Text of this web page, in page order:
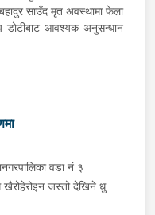
साउँद मृत अवस्थामा फेला
डोटीबाट आवश्यक अनुसन्धान
वडा नं ३
जस्तो देखिने धुलो